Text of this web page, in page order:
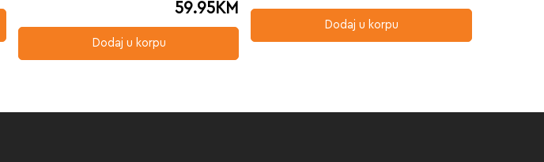
59.95KM
Dodaj u korpu
Dodaj u korpu